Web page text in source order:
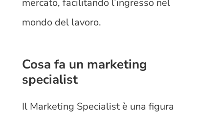
mercato, facilitando l’ingresso nel
mondo del lavoro.
Cosa fa un marketing
specialist
Il Marketing Specialist è una figura